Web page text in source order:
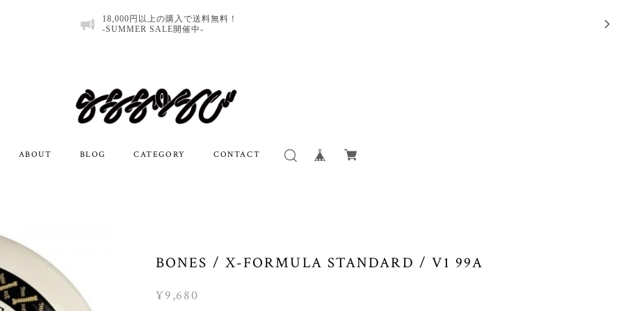
18,000円以上の購入で送料無料！
-SUMMER SALE開催中-
ABOUT BLOG CATEGORY CONTACT
BONES / X-FORMULA STANDARD / V1 99A
¥9,680